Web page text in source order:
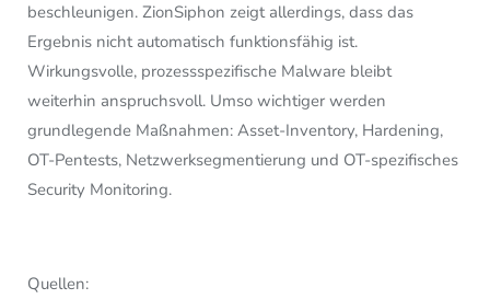
beschleunigen. ZionSiphon zeigt allerdings, dass das
Ergebnis nicht automatisch funktionsfähig ist.
Wirkungsvolle, prozessspezifische Malware bleibt
weiterhin anspruchsvoll. Umso wichtiger werden
grundlegende Maßnahmen: Asset-Inventory, Hardening,
OT-Pentests, Netzwerksegmentierung und OT-spezifisches
Security Monitoring.
Quellen: